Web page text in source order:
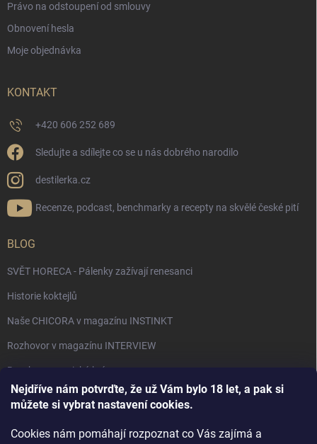
Nejdříve nám potvrďte, že už Vám bylo 18 let, a pak si
můžete si vybrat nastavení cookies.
Cookies nám pomáhají rozpoznat co Vás zajímá a
Právo na odstoupení od smlouvy
Obnovení hesla
Moje objednávka
KONTAKT
+420 606 252 689
Sledujte a sdílejte co se u nás dobrého narodilo
destilerka.cz
Recenze, podcast, benchmarky a recepty na skvělé české pití
BLOG
SVĚT HORECA - Pálenky zažívají renesanci
Historie koktejlů
Naše CHICORA v magazínu INSTINKT
Rozhovor v magazínu INTERVIEW
Bourbon, americká krása.
Napsali v TÝDNU o naší práci